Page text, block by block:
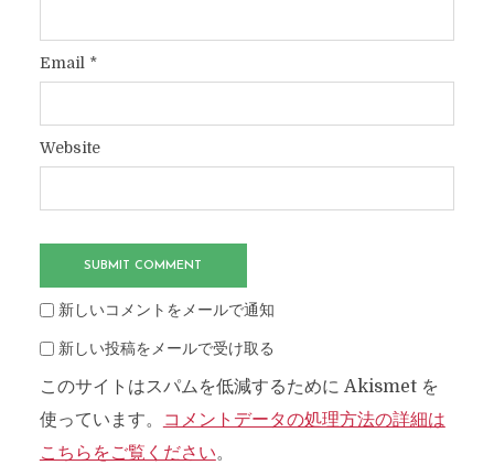
Email *
Website
新しいコメントをメールで通知
新しい投稿をメールで受け取る
このサイトはスパムを低減するために Akismet を
使っています。
コメントデータの処理方法の詳細は
こちらをご覧ください。